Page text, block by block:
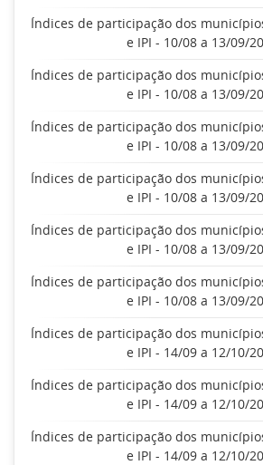
Índices de participação dos
e IPI - 10/08 a 13/09/
Índices de participação dos
e IPI - 10/08 a 13/09/
Índices de participação dos
e IPI - 10/08 a 13/09/
Índices de participação dos
e IPI - 10/08 a 13/09/
Índices de participação dos
e IPI - 10/08 a 13/09/
Índices de participação dos
e IPI - 10/08 a 13/09/
Índices de participação dos
e IPI - 14/09 a 12/10/
Índices de participação dos
e IPI - 14/09 a 12/10/
Índices de participação dos
e IPI - 14/09 a 12/10/